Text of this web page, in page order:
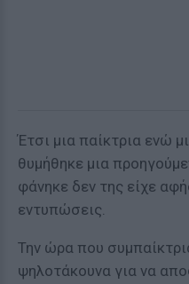
Έτσι μια παίκτρια ενώ
θυμήθηκε μια
φάνηκε δεν της είχε
εντυπώσεις.
Την ώρα που
ψηλοτάκουνα για να